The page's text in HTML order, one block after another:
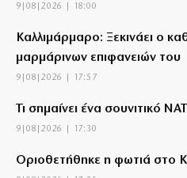
9|08|2026 | 18:00
Καλλιμάρμαρο: Ξεκινάει ο
μαρμάρινων επιφανειών του
9|08|2026 | 17:57
Τι σημαίνει ένα σουνιτικό
9|08|2026 | 17:30
Οριοθετήθηκε η φωτιά στο